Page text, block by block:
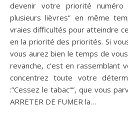
devenir votre priorité numéro
plusieurs lièvres” en même
vraies difficultés pour atteindre
en la priorité des priorités. Si
vous aurez bien le temps de
revanche, c’est en rassemblant
concentrez toute votre
:”Cessez le tabac“”, que vous
ARRETER DE FUMER la…